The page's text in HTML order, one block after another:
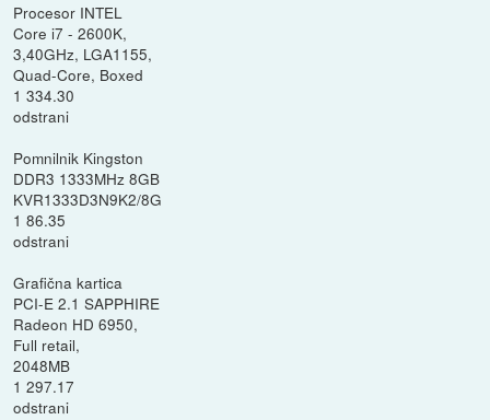
Procesor INTEL
Core i7 - 2600K,
3,40GHz, LGA1155,
Quad-Core, Boxed
1 334.30
odstrani
Pomnilnik Kingston
DDR3 1333MHz 8GB
KVR1333D3N9K2/8G
1 86.35
odstrani
Grafična kartica
PCI-E 2.1 SAPPHIRE
Radeon HD 6950,
Full retail,
2048MB
1 297.17
odstrani